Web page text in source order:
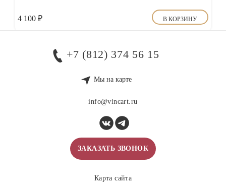
4 100 ₽ В КОРЗИНУ
+7 (812) 374 56 15
Мы на карте
info@vincart.ru
ЗАКАЗАТЬ ЗВОНОК
Карта сайта